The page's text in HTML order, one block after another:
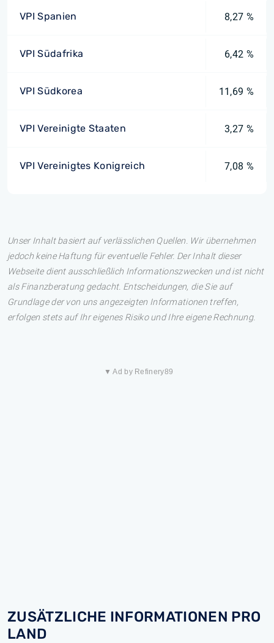
VPI Spanien 8,27 %
VPI Südafrika 6,42 %
VPI Südkorea 11,69 %
VPI Vereinigte Staaten 3,27 %
VPI Vereinigtes Konigreich 7,08 %
Unser Inhalt basiert auf verlässlichen Quellen. Wir übernehmen
jedoch keine Haftung für eventuelle Fehler. Der Inhalt dieser
Webseite dient ausschließlich Informationszwecken und ist nicht
als Finanzberatung gedacht. Entscheidungen, die Sie auf
Grundlage der von uns angezeigten Informationen treffen,
erfolgen stets auf Ihr eigenes Risiko und Ihre eigene Rechnung.
▼ Ad by Refinery89
ZUSÄTZLICHE INFORMATIONEN PRO
LAND